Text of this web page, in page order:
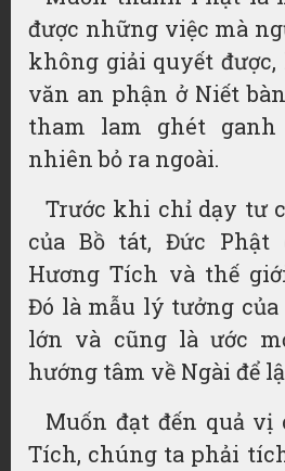
được những việc mà
không giải quyết
văn an phận ở Niết
tham lam ghét ganh
nhiên bỏ ra ngoài.
Trước khi chỉ dạy tư
của Bồ tát, Đức
Hương Tích và thế
Đó là mẫu lý tưởng
lớn và cũng là ước
hướng tâm về Ngài để
Muốn đạt đến quả vị
Tích, chúng ta phải